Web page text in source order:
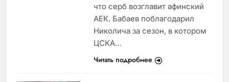
что серб возглавит афинский
АЕК. Бабаев поблагодарил
Николича за сезон, в котором
ЦСКА…
Читать подробнее